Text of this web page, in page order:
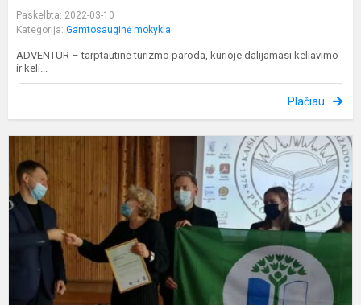
Paskelbta: 2022-03-10
Kategorija: Gamtosauginė mokykla
ADVENTUR – tarptautinė turizmo paroda, kurioje dalijamasi keliavimo
ir keli...
Plačiau